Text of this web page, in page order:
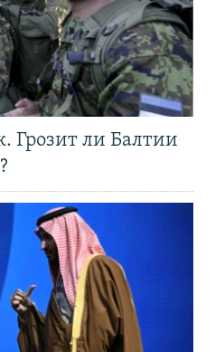
Грозит ли Балтии